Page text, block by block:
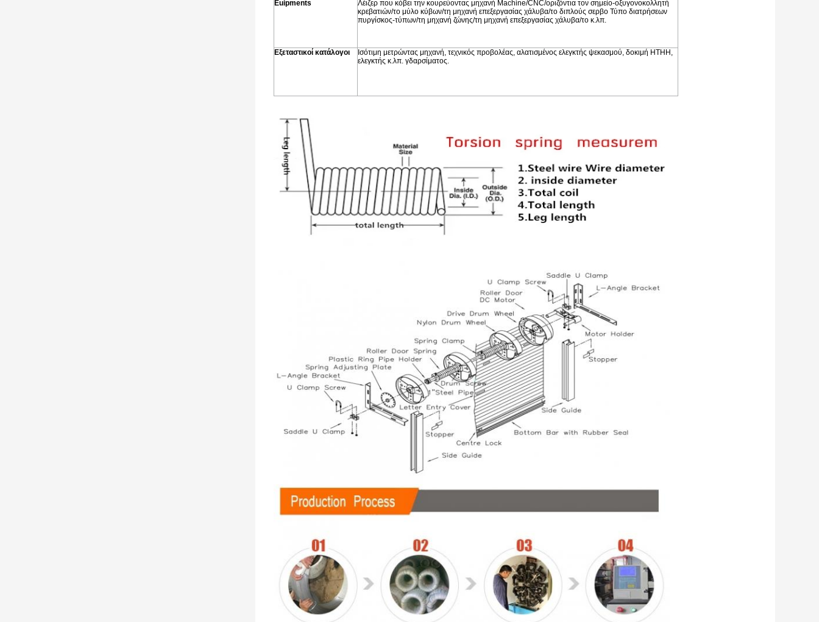
Euipments
Λέιζερ που κόβει την κουρεύοντας μηχανή Machine/CNC/οριζόντια τον σημείο-οξυγονοκολλητή
κρεβατιών/το μύλο κύβων/τη μηχανή επεξεργασίας χάλυβα/το διπλούς σερβο Τύπο διατρήσεων
πυργίσκος-τύπων/τη μηχανή ζώνης/τη μηχανή επεξεργασίας χάλυβα/το κ.λπ.
Εξεταστικοί κατάλογοι
Ισότιμη μετρώντας μηχανή, τεχνικός προβολέας, αλατισμένος ελεγκτής ψεκασμού, δοκιμή HTHH,
ελεγκτής κ.λπ. γδαρσίματος.